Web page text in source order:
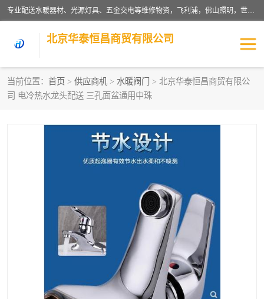
专业配送水暖器材、光源灯具、五金交电等维修物资，飞利浦，佛山照明，世达，博世，九牧，特陶等各产品涉及国内外知名品牌。公司专注与物业、学校、酒店、工厂等单位合作，提供一站式配送服务，降低客户综合成本。依托电子商务改变传统模式，以专业的团队为客户提供24H物资配送到达，货到月结、统一开票，便捷退换等服务，提高了企业的运营效率。
北京华泰恒昌商贸有限公司
当前位置： 首页 > 供应商机 > 水暖阀门
> 北京华泰恒昌商贸有限公
司 电冷热水龙头配送 三孔面盆通用中珠
水暖阀门 电料灯饰
涂料辅材